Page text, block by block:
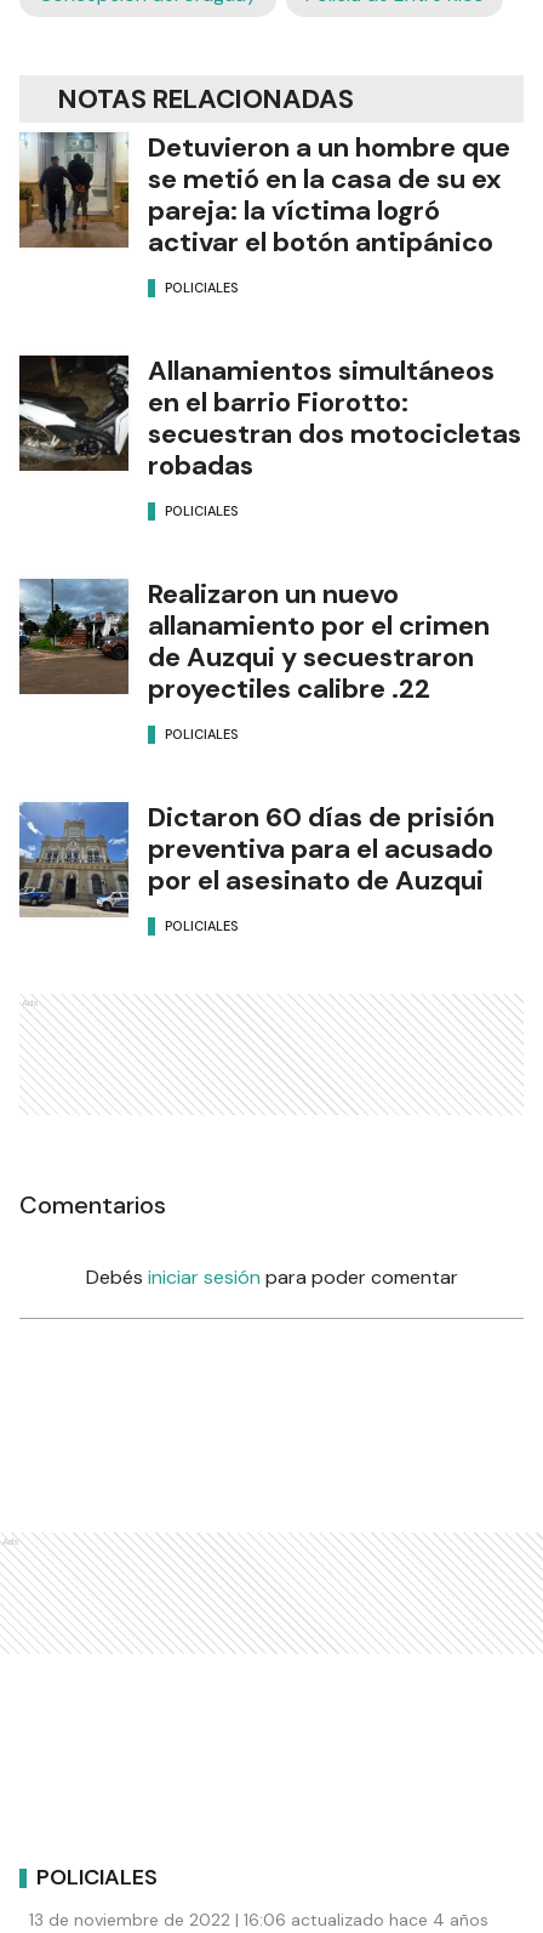
NOTAS RELACIONADAS
Detuvieron a un hombre que
se metió en la casa de su ex
pareja: la víctima logró
activar el botón antipánico
POLICIALES
Allanamientos simultáneos
en el barrio Fiorotto:
secuestran dos motocicletas
robadas
POLICIALES
Realizaron un nuevo
allanamiento por el crimen
de Auzqui y secuestraron
proyectiles calibre .22
POLICIALES
Dictaron 60 días de prisión
preventiva para el acusado
por el asesinato de Auzqui
POLICIALES
Ads
Comentarios
Debés iniciar sesión para poder comentar
Ads
POLICIALES
13 de noviembre de 2022 | 16:06 actualizado hace 4 años